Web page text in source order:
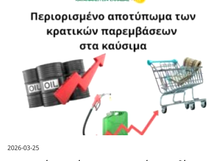
2026-03-25